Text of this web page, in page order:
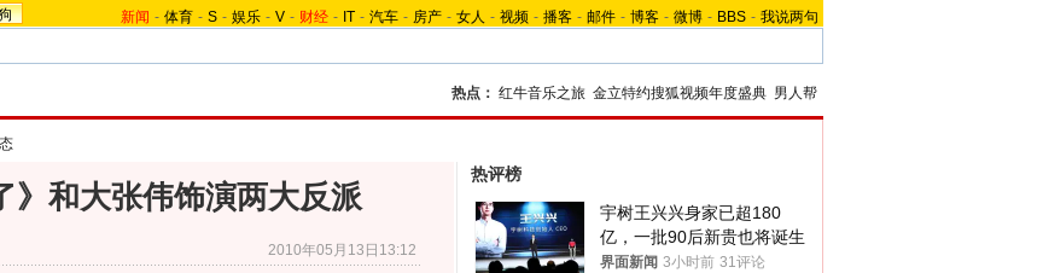
新闻 - 体育 - S - 娱乐 - V - 财经 - IT - 汽车 - 房产 - 女人 - 视频 - 播客 - 邮件 - 博客 - 微博 - BBS - 我说两句
热点： 红牛音乐之旅 金立特约搜狐视频年度盛典 男人帮
》和大张伟饰演两大反派
2010年05月13日13:12
热评榜
宇树王兴兴身家已超180
亿，一批90后新贵也将诞生
界面新闻 3小时前 31评论